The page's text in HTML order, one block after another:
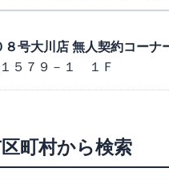
８号大川店 無人契約コーナ
５７９－１ １Ｆ
町村から検索